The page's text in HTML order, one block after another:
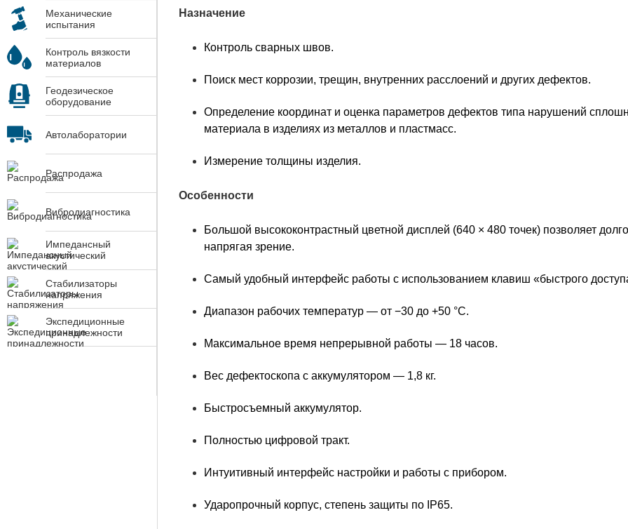
Механические
испытания
Контроль вязкости
материалов
Геодезическое
оборудование
Автолаборатории
Распродажа
Вибродиагностика
Импедансный
акустический
контроль
Стабилизаторы
напряжения
Экспедиционные
принадлежности
Назначение
Контроль сварных швов.
Поиск мест коррозии, трещин, внутренних расслоений и других дефектов.
Определение координат и оценка параметров дефектов типа нарушений
материала в изделиях из металлов и пластмасс.
Измерение толщины изделия.
Особенности
Большой высококонтрастный цветной дисплей (640 × 480 точек) позволяет
напрягая зрение.
Самый удобный интерфейс работы с использованием клавиш «быстрого
Диапазон рабочих температур — от −30 до +50 °C.
Максимальное время непрерывной работы — 18 часов.
Вес дефектоскопа с аккумулятором — 1,8 кг.
Быстросъемный аккумулятор.
Полностью цифровой тракт.
Интуитивный интерфейс настройки и работы с прибором.
Ударопрочный корпус, степень защиты по IP65.